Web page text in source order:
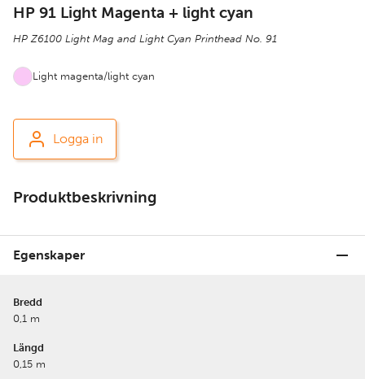
HP 91 Light Magenta + light cyan
HP Z6100 Light Mag and Light Cyan Printhead No. 91
Light magenta/light cyan
Logga in
Produktbeskrivning
Egenskaper
Bredd
0,1 m
Längd
0,15 m